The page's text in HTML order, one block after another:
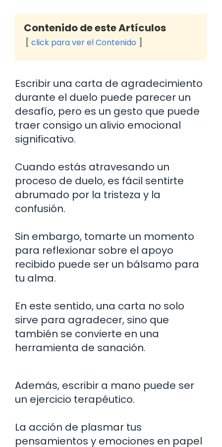
Contenido de este Artículos
click para ver el Contenido
Escribir una carta de agradecimiento
durante el duelo puede parecer un
desafío, pero es un gesto que puede
traer consigo un alivio emocional
significativo.
Cuando estás atravesando un
proceso de duelo, es fácil sentirte
abrumado por la tristeza y la
confusión.
Sin embargo, tomarte un momento
para reflexionar sobre el apoyo
recibido puede ser un bálsamo para
tu alma.
En este sentido, una carta no solo
sirve para agradecer, sino que
también se convierte en una
herramienta de sanación.
Además, escribir a mano puede ser
un ejercicio terapéutico.
La acción de plasmar tus
pensamientos y emociones en papel